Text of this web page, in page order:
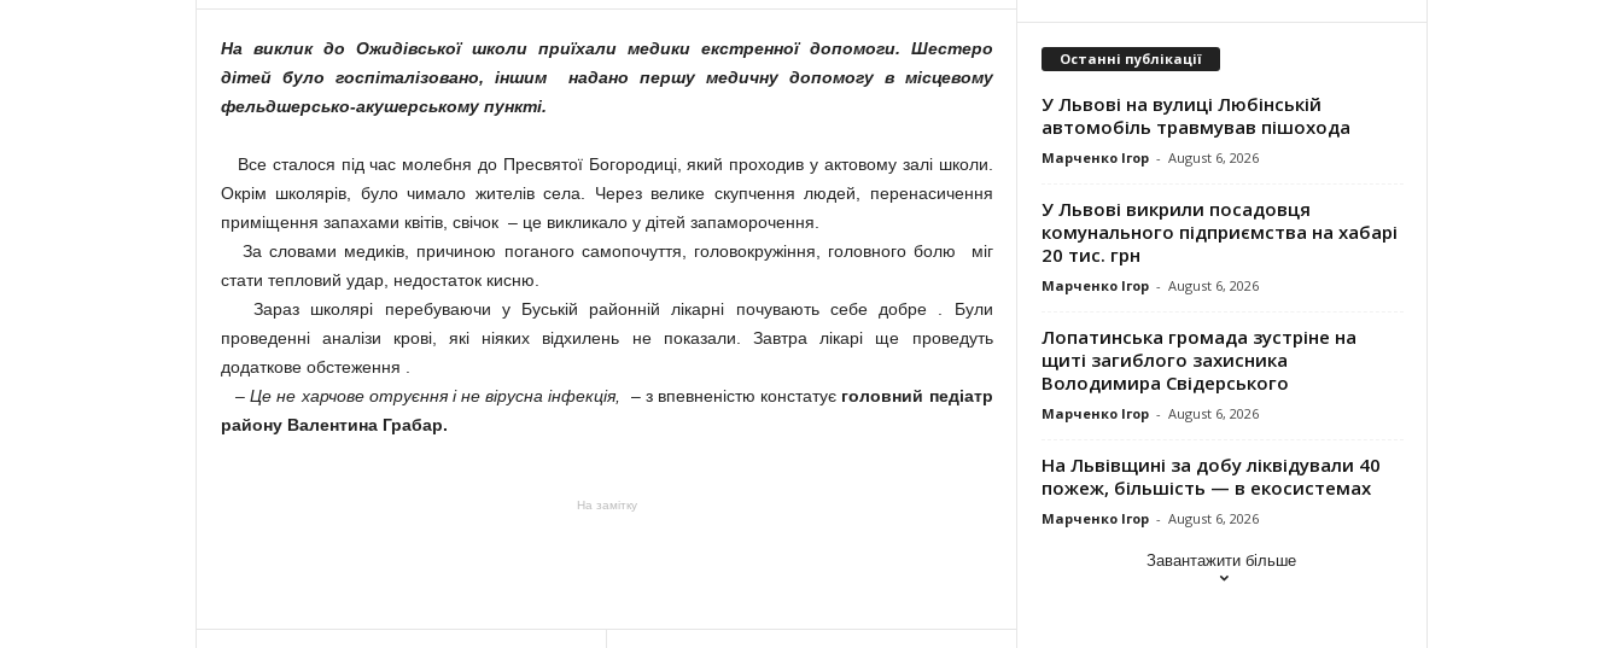
На виклик до Ожидівської школи приїхали медики екстренної допомоги. Шестеро
дітей було госпіталізовано, іншим надано першу медичну допомогу в місцевому
фельдшерсько-акушерському пункті.
Все сталося під час молебня до Пресвятої Богородиці, який проходив у актовому залі школи.
Окрім школярів, було чимало жителів села. Через велике скупчення людей, перенасичення
приміщення запахами квітів, свічок – це викликало у дітей запаморочення.
За словами медиків, причиною поганого самопочуття, головокружіння, головного болю міг
стати тепловий удар, недостаток кисню.
Зараз школярі перебуваючи у Буській районній лікарні почувають себе добре . Були
проведенні аналізи крові, які ніяких відхилень не показали. Завтра лікарі ще проведуть
додаткове обстеження .
– Це не харчове отруєння і не вірусна інфекція,
– з впевненістю констатує головний педіатр
району Валентина Грабар.
На замітку
Останні публікації
У Львові на вулиці Любінській
автомобіль травмував пішохода
Марченко Ігор - August 6, 2026
У Львові викрили посадовця
комунального підприємства на хабарі
20 тис. грн
Марченко Ігор - August 6, 2026
Лопатинська громада зустріне на
щиті загиблого захисника
Володимира Свідерського
Марченко Ігор - August 6, 2026
На Львівщині за добу ліквідували 40
пожеж, більшість — в екосистемах
Марченко Ігор - August 6, 2026
Завантажити більше